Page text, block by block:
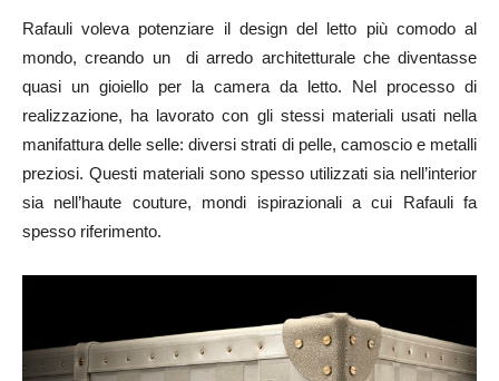
Rafauli voleva potenziare il design del letto più comodo al
mondo, creando un di arredo architetturale che diventasse
quasi un gioiello per la camera da letto. Nel processo di
realizzazione, ha lavorato con gli stessi materiali usati nella
manifattura delle selle: diversi strati di pelle, camoscio e metalli
preziosi. Questi materiali sono spesso utilizzati sia nell’interior
sia nell’haute couture, mondi ispirazionali a cui Rafauli fa
spesso riferimento.